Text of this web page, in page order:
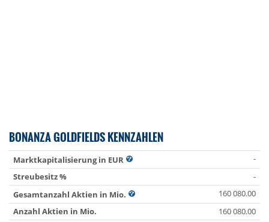
BONANZA GOLDFIELDS KENNZAHLEN
Marktkapitalisierung in EUR
-
Streubesitz %
-
Gesamtanzahl Aktien in Mio.
160 080.00
Anzahl Aktien in Mio.
160 080.00